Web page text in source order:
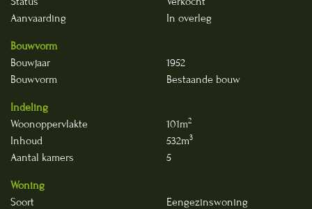
Aanvaarding
In overleg
Bouwvorm
Bouwjaar
1952
Bouwvorm
Bestaande bouw
Indeling
Woonoppervlakte
101m2
Inhoud 532m3
Aantal kamers 5
Woning
Soort
Eengezinswoning